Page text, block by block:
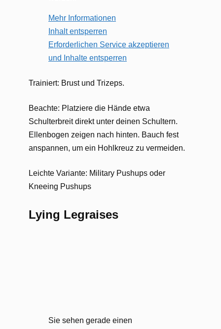
Mehr Informationen
Inhalt entsperren
Erforderlichen Service akzeptieren
und Inhalte entsperren
Trainiert: Brust und Trizeps.
Beachte: Platziere die Hände etwa
Schulterbreit direkt unter deinen Schultern.
Ellenbogen zeigen nach hinten. Bauch fest
anspannen, um ein Hohlkreuz zu vermeiden.
Leichte Variante: Military Pushups oder
Kneeing Pushups
Lying Legraises
Sie sehen gerade einen